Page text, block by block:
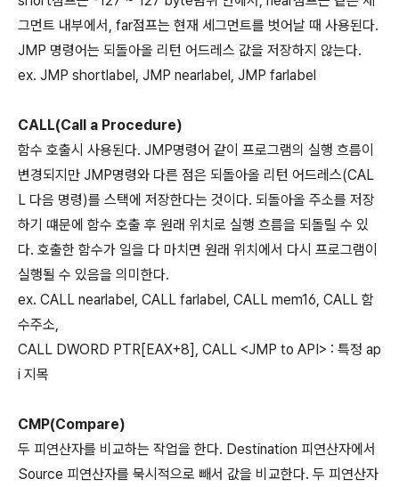
그먼트 내부에서, far점프는 현재 세그먼트를 벗어날 때 사용된다.
JMP 명령어는 되돌아올 리턴 어드레스 값을 저장하지 않는다.
ex. JMP shortlabel, JMP nearlabel, JMP farlabel
CALL(Call a Procedure)
함수 호출시 사용된다. JMP명령어 같이 프로그램의 실행 흐름이
변경되지만 JMP명령와 다른 점은 되돌아올 리턴 어드레스(CAL
L 다음 명령)를 스택에 저장한다는 것이다. 되돌아올 주소를 저장
하기 떄문에 함수 호출 후 원래 위치로 실행 흐름을 되돌릴 수 있
다. 호출한 함수가 일을 다 마치면 원래 위치에서 다시 프로그램이
실행될 수 있음을 의미한다.
ex. CALL nearlabel, CALL farlabel, CALL mem16, CALL 함
수주소,
CALL DWORD PTR[EAX+8], CALL <JMP to API> : 특정 ap
i 지목
CMP(Compare)
두 피연산자를 비교하는 작업을 한다. Destination 피연산자에서
Source 피연산자를 묵시적으로 빼서 값을 비교한다. 두 피연산자